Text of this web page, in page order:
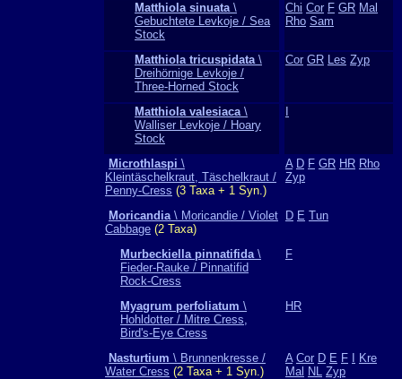
Matthiola sinuata\
Gebuchtete Levkoje / Sea
Stock
Chi Cor F GR Mal
Rho Sam
Matthiola tricuspidata\
Dreihörnige Levkoje /
Three-Horned Stock
Cor GR Les Zyp
Matthiola valesiaca\
Walliser Levkoje / Hoary
Stock
Microthlaspi \
Kleintäschelkraut, Täschelkraut /
Penny-Cress (3 Taxa + 1 Syn.)
A D F GR HR Rho
Zyp
Moricandia\ Moricandie / Violet
Cabbage (2 Taxa)
D E Tun
Murbeckiella pinnatifida\
Fieder-Rauke / Pinnatifid
Rock-Cress
F
Myagrum perfoliatum \
Hohldotter / Mitre Cress,
Bird's-Eye Cress
HR
Nasturtium \ Brunnenkresse /
Water Cress (2 Taxa + 1 Syn.)
A Cor D E F
Kre
Mal NL Zyp